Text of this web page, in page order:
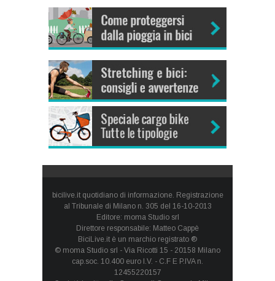
bicilive.it quotidiano di informazione. Registrazione
al Tribunale di Milano n. 305 del 16-10-2013
Editore: moma Studio srl
Direttore responsabile: Matteo Cappè
BiciLive.it è un marchio registrato ®
© moma Studio srl - Via Ricotti 15 - 20158 Milano
cap.soc. 10.400 euro I.V. - C.F E P.IVA n.
12455220157